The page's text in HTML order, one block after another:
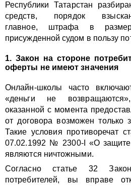
Республики Татарстан
средств, порядок
главное, штрафа в
присужденной судом в пользу
1. Закон на стороне
оферты не имеют значения
Онлайн-школы часто
«деньги не
оказанной с момента
от договора возможен только
Такие условия противоречат
07.02.1992 № 2300-I «О защите
являются ничтожными.
Согласно статье 32
потребителей, вы вправе